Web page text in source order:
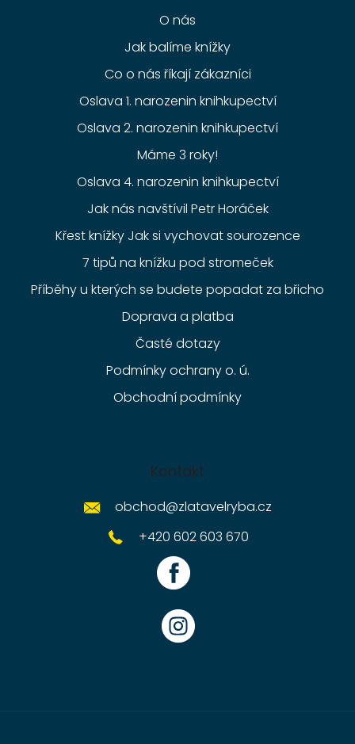
O nás
Jak balíme knížky
Co o nás říkají zákazníci
Oslava 1. narozenin knihkupectví
Oslava 2. narozenin knihkupectví
Máme 3 roky!
Oslava 4. narozenin knihkupectví
Jak nás navštívil Petr Horáček
Křest knížky Jak si vychovat sourozence
7 tipů na knížku pod stromeček
Příběhy u kterých se budete popadat za břicho
Doprava a platba
Časté dotazy
Podmínky ochrany o. ú.
Obchodní podmínky
Kontakt
obchod@zlatavelryba.cz
+420 602 603 670